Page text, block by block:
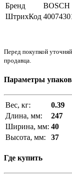
Бренд
BOSCH
ШтрихКод
Перед покупкой
продавца.
Параметры
Вес, кг:
0.39
Длина, мм:
247
Ширина, мм: 40
Высота, мм:
37
Где купить